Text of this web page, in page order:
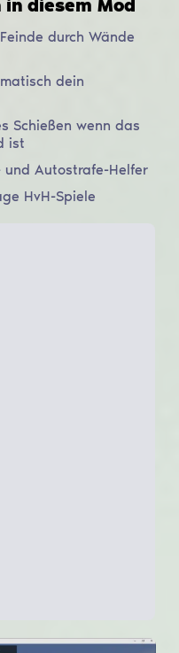
in diesem Mod
durch Wände
dein
Schießen wenn das
ist
und Autostrafe-Helfer
HvH-Spiele